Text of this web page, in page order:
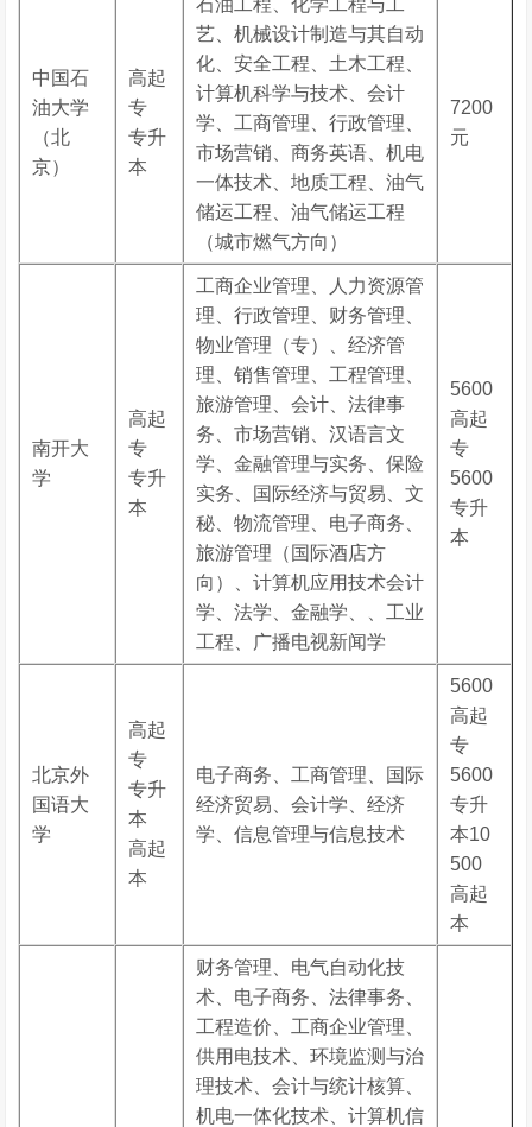
中国石
油大学
（北
京）
高起
专
专升
本
石油工程、化学工程与工
艺、机械设计制造与其自动
化、安全工程、土木工程、
计算机科学与技术、会计
学、工商管理、行政管理、
市场营销、商务英语、机电
一体技术、地质工程、油气
储运工程、油气储运工程
（城市燃气方向）
7200
元
南开大
学
高起
专
专升
本
工商企业管理、人力资源管
理、行政管理、财务管理、
物业管理（专）、经济管
理、销售管理、工程管理、
旅游管理、会计、法律事
务、市场营销、汉语言文
学、金融管理与实务、保险
实务、国际经济与贸易、文
秘、物流管理、电子商务、
旅游管理（国际酒店方
向）、计算机应用技术会计
学、法学、金融学、、工业
工程、广播电视新闻学
5600
高起
专
5600
专升
本
北京外
国语大
学
高起
专
专升
本
高起
本
电子商务、工商管理、国际
经济贸易、会计学、经济
学、信息管理与信息技术
5600
高起
专
5600
专升
本10
500
高起
本
财务管理、电气自动化技
术、电子商务、法律事务、
工程造价、工商企业管理、
供用电技术、环境监测与治
理技术、会计与统计核算、
机电一体化技术、计算机信